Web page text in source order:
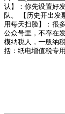
认】：你先设置好
队。 【历史开出发
用每天扫脸】：很
公众号里，不存在
模纳税人，一般纳
括：纸电增值税专